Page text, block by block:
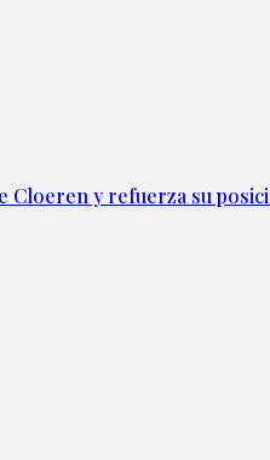
Cloeren y refuerza su